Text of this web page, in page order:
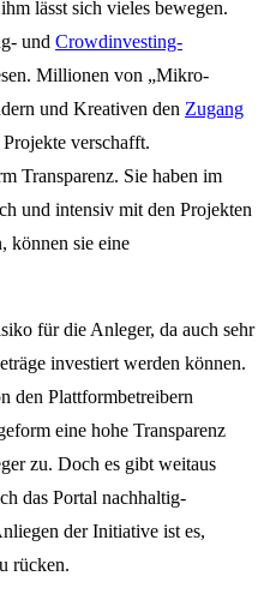
lässt sich vieles bewegen.
und Crowdinvesting-
Millionen von „Mikro-
und Kreativen den Zugang
verschafft.
Transparenz. Sie haben im
und intensiv mit den Projekten
können sie eine
für die Anleger, da auch sehr
investiert werden können.
den Plattformbetreibern
eine hohe Transparenz
zu. Doch es gibt weitaus
das Portal nachhaltig-
der Initiative ist es,
rücken.